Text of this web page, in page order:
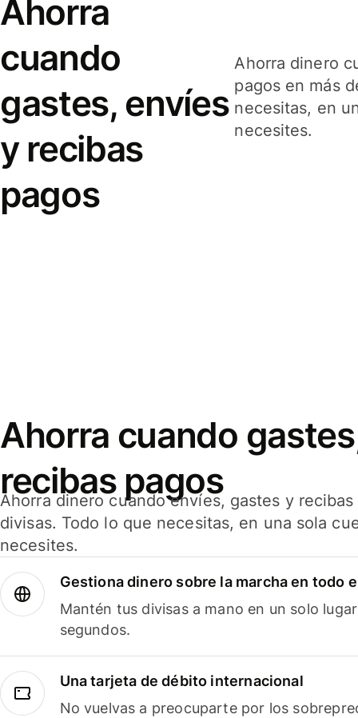
Ahorra
cuando
gastes, envíes
y recibas
pagos
Ahorra dinero
pagos en más
necesitas, en
necesites.
Ahorra cuando
recibas pagos
Ahorra dinero cuando envíes, gastes y
divisas. Todo lo que necesitas, en una sola
necesites.
Gestiona dinero sobre la marcha en todo
Mantén tus divisas a mano en un solo
segundos.
Una tarjeta de débito internacional
No vuelvas a preocuparte por los